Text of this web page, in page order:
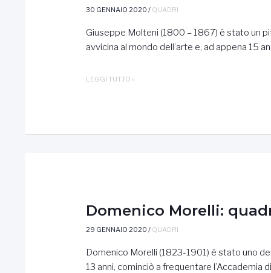
30 GENNAIO 2020 / QUADRI
Giuseppe Molteni (1800 – 1867) è stato un
avvicina al mondo dell’arte e, ad appena 15
GIUSEPPE
LEGGI TUTTO »
Domenico Morelli:
29 GENNAIO 2020 / QUADRI
Domenico Morelli (1823-1901) è stato uno
13 anni, cominciò a frequentare l’Accademia